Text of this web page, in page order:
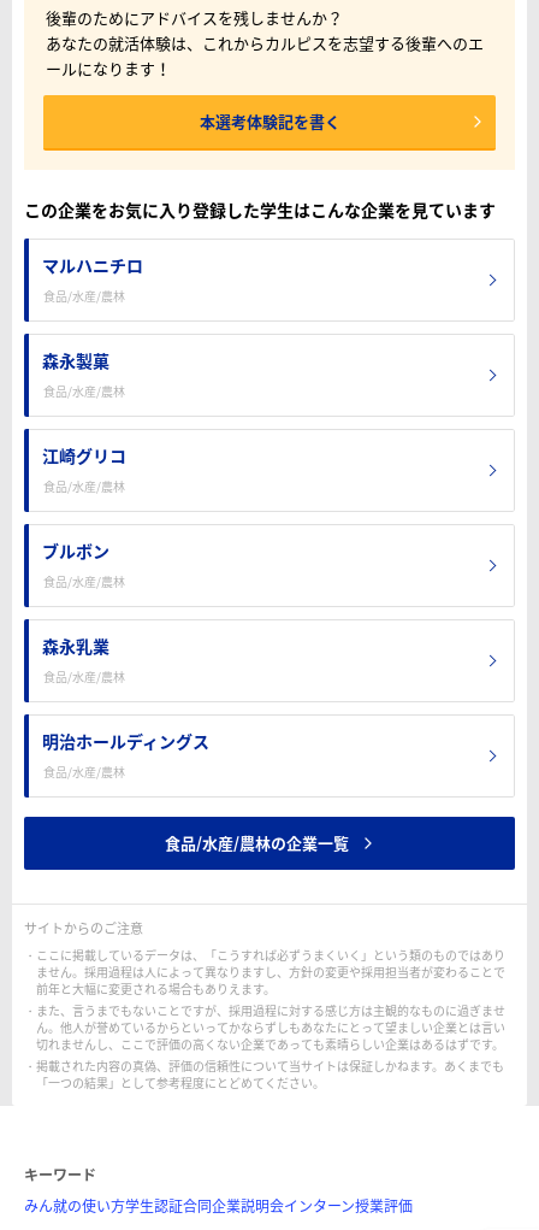
後輩のためにアドバイスを残しませんか？
あなたの就活体験は、これからカルピスを志望する後輩へのエ
ールになります！
本選考体験記を書く
この企業をお気に入り登録した学生はこんな企業を見ています
マルハニチロ
食品/水産/農林
森永製菓
食品/水産/農林
江崎グリコ
食品/水産/農林
ブルボン
食品/水産/農林
森永乳業
食品/水産/農林
明治ホールディングス
食品/水産/農林
食品/水産/農林の企業一覧
サイトからのご注意
ここに掲載しているデータは、「こうすれば必ずうまくいく」という類のものではあり
ません。採用過程は人によって異なりますし、方針の変更や採用担当者が変わることで
前年と大幅に変更される場合もありえます。
また、言うまでもないことですが、採用過程に対する感じ方は主観的なものに過ぎませ
ん。他人が誉めているからといってかならずしもあなたにとって望ましい企業とは言い
切れませんし、ここで評価の高くない企業であっても素晴らしい企業はあるはずです。
掲載された内容の真偽、評価の信頼性について当サイトは保証しかねます。あくまでも
「一つの結果」として参考程度にとどめてください。
キーワード
みん就の使い方学生認証合同企業説明会インターン授業評価